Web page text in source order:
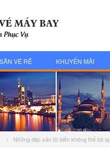
SĂN VÉ RẺ KHUYẾN MÃI
/ Những đặc sản từ biển không thể bỏ